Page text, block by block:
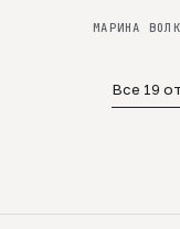
МАРИНА
Все 19